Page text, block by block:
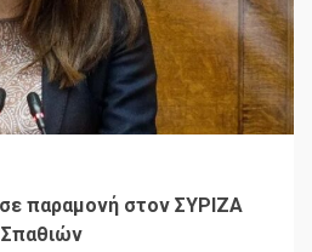
παραμονή στον ΣΥΡΙΖΑ